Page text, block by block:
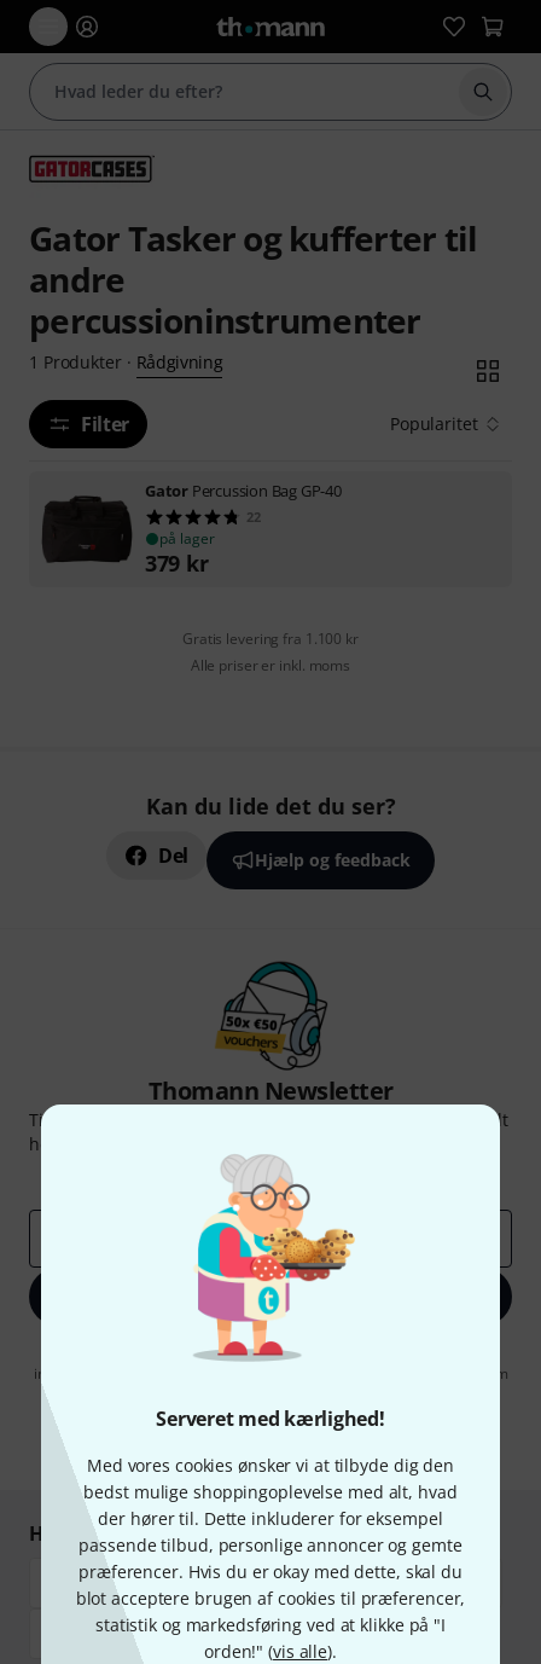
Serveret med kærlighed!
Med vores cookies ønsker vi at tilbyde dig den
bedst mulige shoppingoplevelse med alt, hvad
der hører til. Dette inkluderer for eksempel
passende tilbud, personlige annoncer og gemte
præferencer. Hvis du er okay med dette, skal du
blot acceptere brugen af cookies til præferencer,
statistik og markedsføring ved at klikke på "I
orden!" (vis alle).
Start
Gator Tasker og kufferter til
andre
percussioninstrumenter
1 Produkter· Rådgivning
Filter Popularitet
Gator Percussion Bag GP-40
22
på lager
379 kr
Gratis levering fra 1.100 kr
Alle priser er inkl. moms
Kan du lide det du ser?
Del Hjælp og feedback
Thomann Newsletter
Tilmeld dig Thomann Nyhedsbrevet på engelsk og med lidt
held kan du vinde en af
Inspirerende bidrag
Tilbud
Tilmeld dig nu
Når jeg klikker på "Tilmeld dig nu", erklærer jeg mig samtidig
indforstået med at modtage e-mail-reklame. Dette tilsagn kan når som
informationer om databeskyttelse.
Handl og betal sikkert